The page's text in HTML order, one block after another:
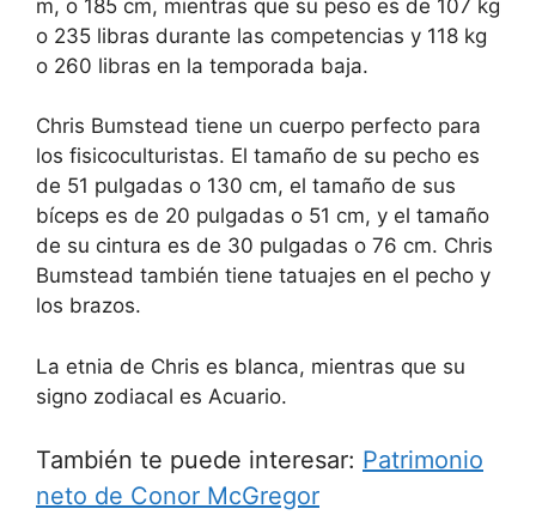
m, o 185 cm, mientras que su peso es de 107 kg
o 235 libras durante las competencias y 118 kg
o 260 libras en la temporada baja.
Chris Bumstead tiene un cuerpo perfecto para
los fisicoculturistas. El tamaño de su pecho es
de 51 pulgadas o 130 cm, el tamaño de sus
bíceps es de 20 pulgadas o 51 cm, y el tamaño
de su cintura es de 30 pulgadas o 76 cm. Chris
Bumstead también tiene tatuajes en el pecho y
los brazos.
La etnia de Chris es blanca, mientras que su
signo zodiacal es Acuario.
También te puede interesar: Patrimonio
neto de Conor McGregor